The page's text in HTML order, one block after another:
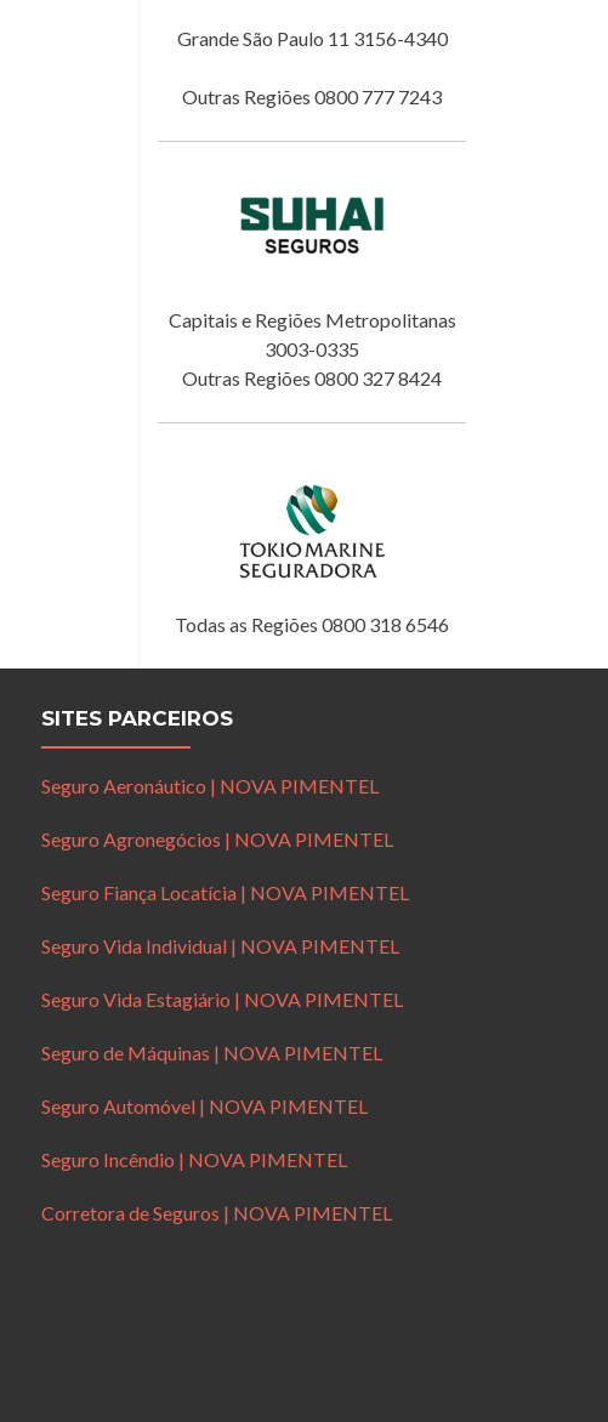
Grande São Paulo 11 3156-4340
Outras Regiões 0800 777 7243
Capitais e Regiões Metropolitanas
3003-0335
Outras Regiões 0800 327 8424
Todas as Regiões 0800 318 6546
SITES PARCEIROS
Seguro Aeronáutico | NOVA PIMENTEL
Seguro Agronegócios | NOVA PIMENTEL
Seguro Fiança Locatícia | NOVA PIMENTEL
Seguro Vida Individual | NOVA PIMENTEL
Seguro Vida Estagiário | NOVA PIMENTEL
Seguro de Máquinas | NOVA PIMENTEL
Seguro Automóvel | NOVA PIMENTEL
Seguro Incêndio | NOVA PIMENTEL
Corretora de Seguros | NOVA PIMENTEL